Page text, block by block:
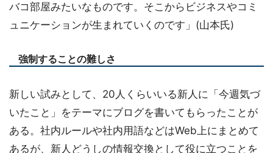
バコ部屋みたいなものです。そこからビジネスやコミ
ュニケーションが生まれていくのです」(山本氏)
強制することの難しさ
新しい試みとして、20人くらいいる新人に「今週気づ
いたこと」をテーマにブログを書いてもらったことが
ある。社内ルールや社内用語などはWeb上にまとめて
あるが、新人どうしの情報交換として役に立つことを